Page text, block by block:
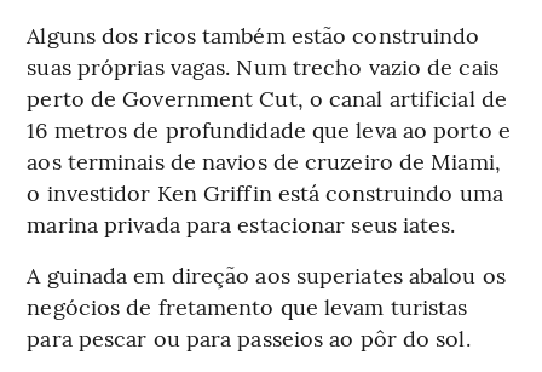
Alguns dos ricos também estão construindo
suas próprias vagas. Num trecho vazio de cais
perto de Government Cut, o canal artificial de
16 metros de profundidade que leva ao porto e
aos terminais de navios de cruzeiro de Miami,
o investidor Ken Griffin está construindo uma
marina privada para estacionar seus iates.
A guinada em direção aos superiates abalou os
negócios de fretamento que levam turistas
para pescar ou para passeios ao pôr do sol.